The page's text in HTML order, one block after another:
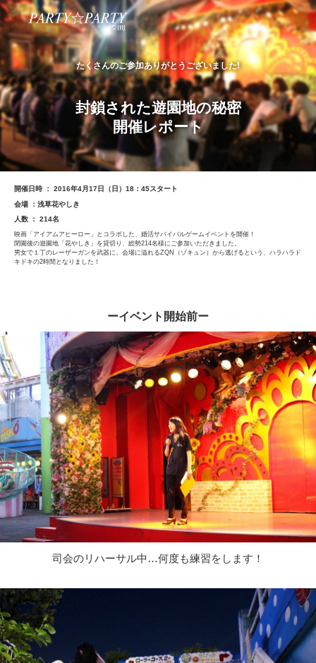
たくさんのご参加ありがとうございました!
封鎖された遊園地の秘密
開催レポート
開催日時 ： 2016年4月17日（日）18：45スタート
会場 ：浅草花やしき
人数 ： 214名
映画「アイアムアヒーロー」とコラボした、婚活サバイバルゲームイベントを開催！
閉園後の遊園地「花やしき」を貸切り、総勢214名様にご参加いただきました。
男女で１丁のレーザーガンを武器に、会場に溢れるZQN（ゾキュン）から逃げるという、ハラハラド
キドキの2時間となりました！
ーイベント開始前ー
司会のリハーサル中…何度も練習をします！